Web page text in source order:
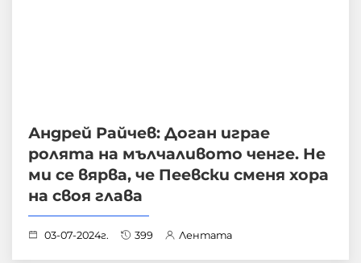
Андрей Райчев: Доган играе
ролята на мълчаливото ченге. Не
ми се вярва, че Пеевски сменя хора
на своя глава
03-07-2024г. 399 Лентата